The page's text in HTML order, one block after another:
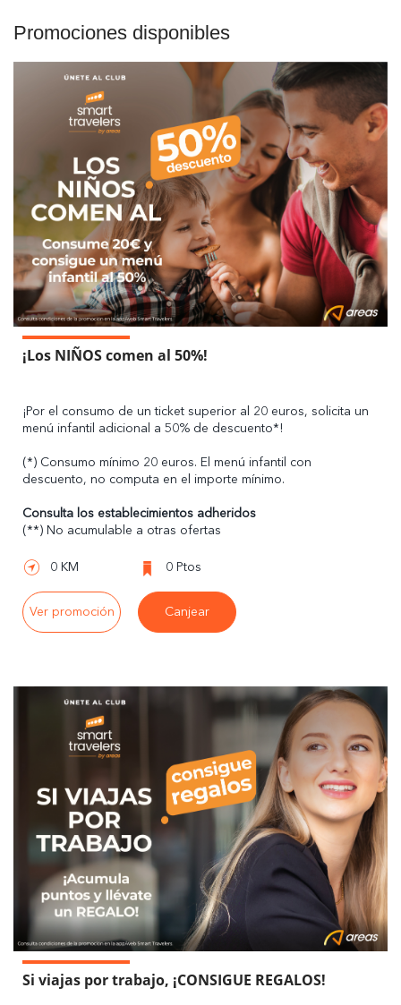
Promociones disponibles
¡Los NIÑOS comen al 50%!
¡Por el consumo de un ticket superior al 20 euros, solicita un
menú infantil adicional a 50% de descuento*!
(*) Consumo mínimo 20 euros. El menú infantil con
descuento, no computa en el importe mínimo.
Consulta los establecimientos adheridos
(**) No acumulable a otras ofertas
0 KM 0 Ptos
Ver promoción Canjear
Si viajas por trabajo, ¡CONSIGUE REGALOS!